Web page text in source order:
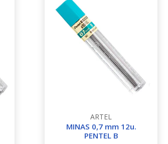
ARTEL
MINAS 0,7 mm 12u.
PENTEL B